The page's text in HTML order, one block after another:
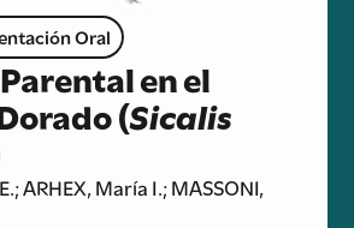
Oral
en el
(Sicalis
ARHEX, María I.; MASSONI,